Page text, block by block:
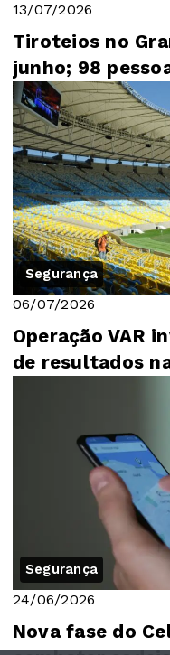
13/07/2026
Tiroteios no
junho; 98
Segurança
06/07/2026
Operação VAR
de resultados
Segurança
24/06/2026
Nova fase do